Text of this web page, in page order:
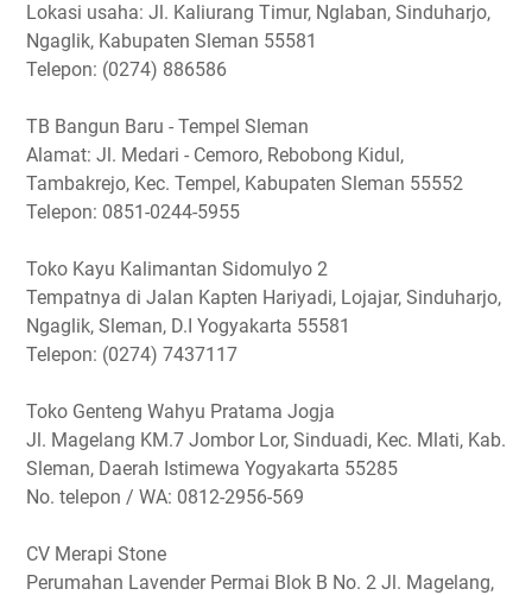
Lokasi usaha: Jl. Kaliurang Timur, Nglaban, Sinduharjo,
Ngaglik, Kabupaten Sleman 55581
Telepon: (0274) 886586
TB Bangun Baru - Tempel Sleman
Alamat: Jl. Medari - Cemoro, Rebobong Kidul,
Tambakrejo, Kec. Tempel, Kabupaten Sleman 55552
Telepon: 0851-0244-5955
Toko Kayu Kalimantan Sidomulyo 2
Tempatnya di Jalan Kapten Hariyadi, Lojajar, Sinduharjo,
Ngaglik, Sleman, D.I Yogyakarta 55581
Telepon: (0274) 7437117
Toko Genteng Wahyu Pratama Jogja
Jl. Magelang KM.7 Jombor Lor, Sinduadi, Kec. Mlati, Kab.
Sleman, Daerah Istimewa Yogyakarta 55285
No. telepon / WA: 0812-2956-569
CV Merapi Stone
Perumahan Lavender Permai Blok B No. 2 Jl. Magelang,